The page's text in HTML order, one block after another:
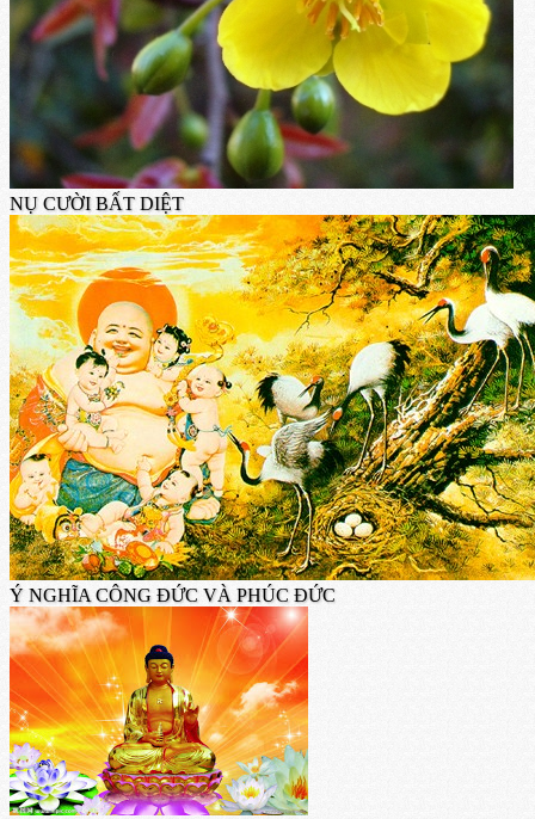
NỤ CƯỜI BẤT DIỆT
Ý NGHĨA CÔNG ĐỨC VÀ PHÚC ĐỨC